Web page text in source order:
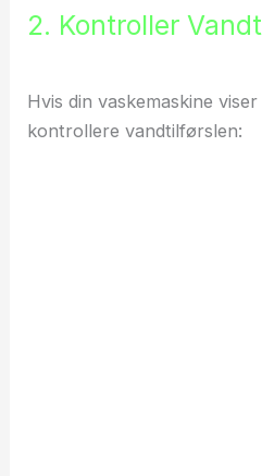
2. Kontroller
Hvis din vaskemaskine
kontrollere vandtilførslen: